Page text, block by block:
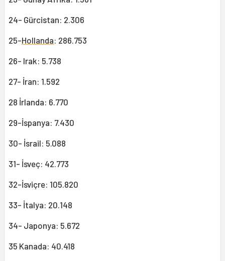
24- Gürcistan: 2.306
25-Hollanda: 286.753
26- Irak: 5.738
27- İran: 1.592
28 İrlanda: 6.770
29-İspanya: 7.430
30- İsrail: 5.088
31- İsveç: 42.773
32-İsviçre: 105.820
33- İtalya: 20.148
34- Japonya: 5.672
35 Kanada: 40.418